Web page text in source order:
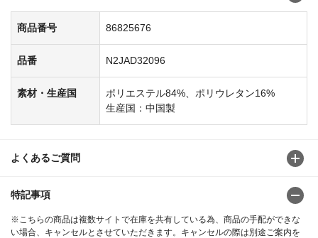
商品番号 86825676
品番 N2JAD32096
素材・生産国
ポリエステル84%、ポリウレタン16%
生産国：中国製
よくあるご質問
特記事項
※こちらの商品は複数サイトで在庫を共有している為、商品の手配ができな
い場合、キャンセルとさせていただきます。キャンセルの際は別途ご案内を